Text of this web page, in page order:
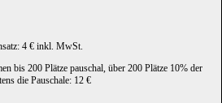
4 € inkl. MwSt.
bis 200 Plätze pauschal, über 200 Plätze 10% der
die Pauschale: 12 €